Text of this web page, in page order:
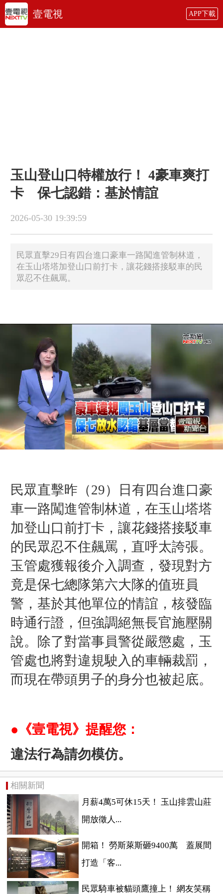
壹電視 APP下載
玉山登山口特權放行！ 4豪車爽打
卡 保七認錯：基於情誼
2026-05-30 19:39:59
民眾直擊29日有四台進口豪車一路闖進管制林道，
在玉山塔塔加登山口前打卡，讓花錢搭接駁車的民
眾忍不住飆罵。
民眾直擊昨（29）日有四台進口豪
車一路闖進管制林道，在玉山塔塔
加登山口前打卡，讓花錢搭接駁車
的民眾忍不住飆罵，直呼太誇張。
玉管處獲報後介入調查，發現對方
竟是保七總隊第六大隊的值班員
警，基於其他單位的情誼，核發臨
時通行證，但強調絕無長官施壓關
說。除了對當事員警從嚴懲處，玉
管處也將對違規駛入的車輛裁罰，
而現在帶頭男子的身分也被起底。
●《壹電視》提醒您：
違法行為請勿模仿。
相關新聞
月薪4萬5可休15天！ 玉山排雲山莊
開放徵人...
開箱！ 勞斯萊斯砸9400萬 蓋展間
打造「客...
民眾騎車被貓頭鷹撞上！ 網友笑稱